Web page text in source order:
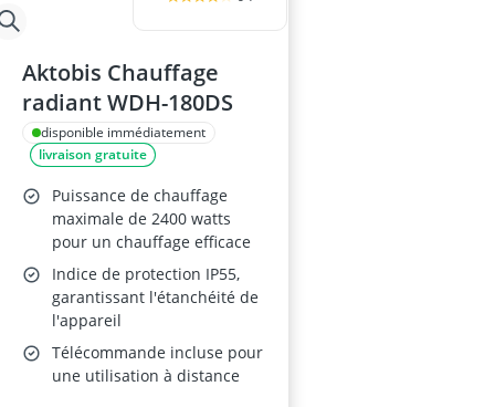
Aktobis Chauffage
radiant WDH-180DS
disponible immédiatement
livraison gratuite
Puissance de chauffage
maximale de 2400 watts
pour un chauffage efficace
Indice de protection IP55,
garantissant l'étanchéité de
l'appareil
Télécommande incluse pour
une utilisation à distance